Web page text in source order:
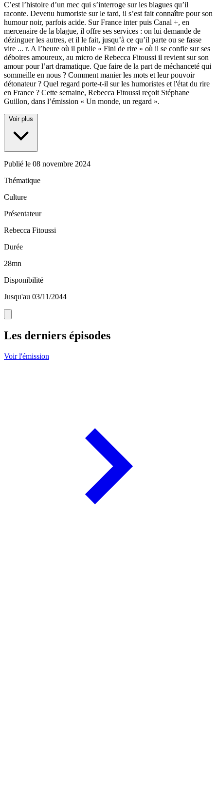
C’est l’histoire d’un mec qui s’interroge sur les blagues qu’il
raconte. Devenu humoriste sur le tard, il s’est fait connaître pour son
humour noir, parfois acide. Sur France inter puis Canal +, en
mercenaire de la blague, il offre ses services : on lui demande de
dézinguer les autres, et il le fait, jusqu’à ce qu’il parte ou se fasse
vire ... r. A l’heure où il publie « Fini de rire » où il se confie sur ses
déboires amoureux, au micro de Rebecca Fitoussi il revient sur son
amour pour l’art dramatique. Que faire de la part de méchanceté qui
sommeille en nous ? Comment manier les mots et leur pouvoir
détonateur ? Quel regard porte-t-il sur les humoristes et l'état du rire
en France ? Cette semaine, Rebecca Fitoussi reçoit Stéphane
Guillon, dans l’émission « Un monde, un regard ».
Voir plus
Publié le 08 novembre 2024
Thématique
Culture
Présentateur
Rebecca Fitoussi
Durée
28mn
Disponibilité
Jusqu'au 03/11/2044
Les derniers épisodes
Voir l'émission